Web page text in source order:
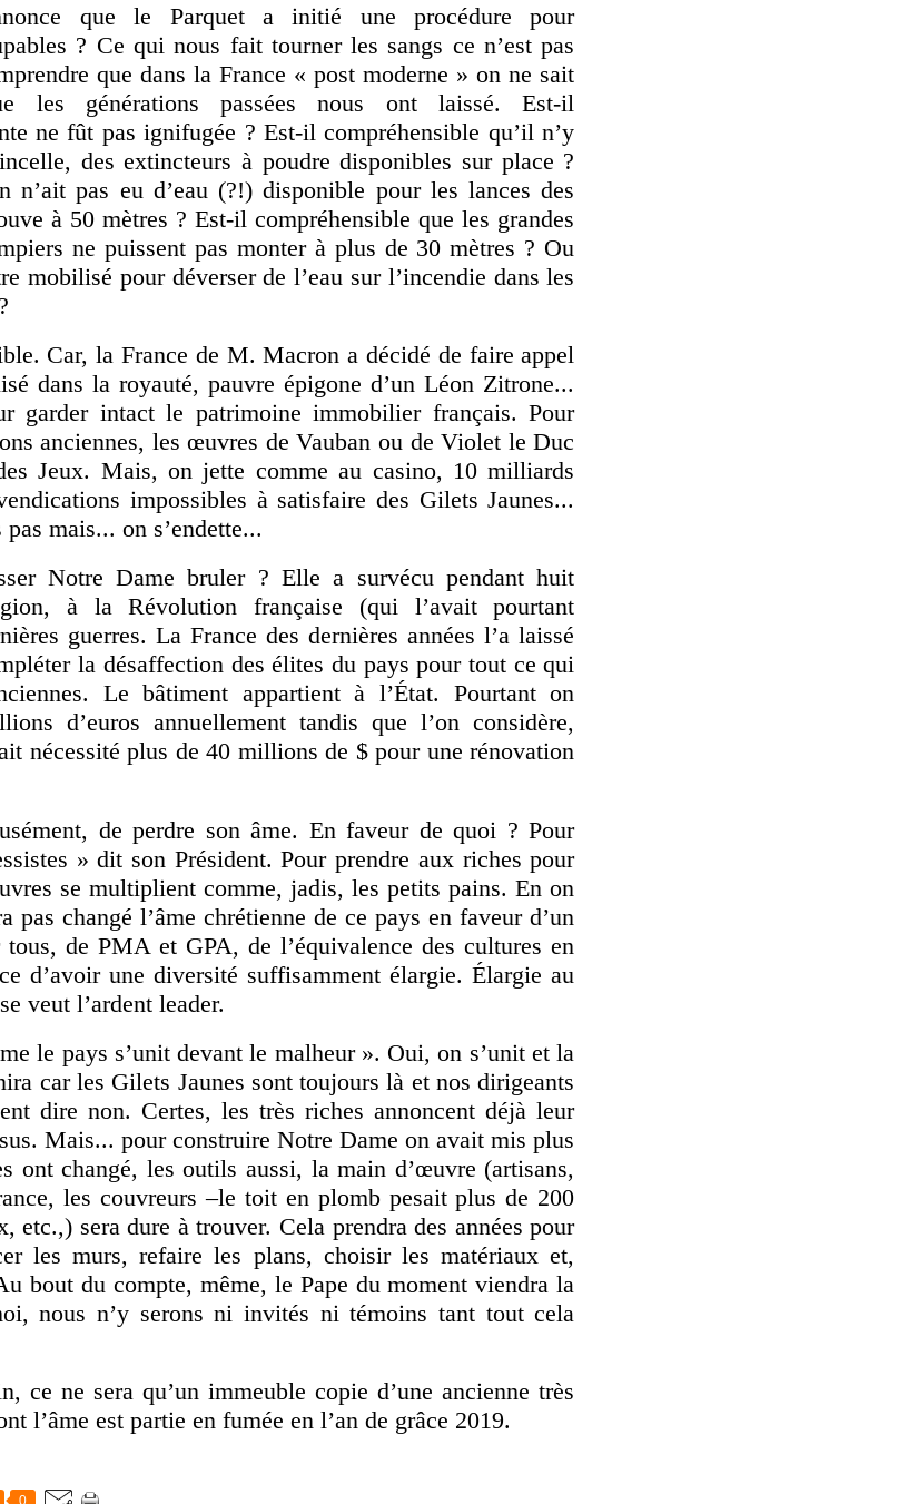
que le Parquet a initié une procédure pour
? Ce qui nous fait tourner les sangs ce n’est pas
que dans la France « post moderne » on ne sait
les générations passées nous ont laissé. Est-il
ne fût pas ignifugée ? Est-il compréhensible qu’il n’y
des extincteurs à poudre disponibles sur place ?
n’ait pas eu d’eau (?!) disponible pour les lances des
à 50 mètres ? Est-il compréhensible que les grandes
ne puissent pas monter à plus de 30 mètres ? Ou
mobilisé pour déverser de l’eau sur l’incendie dans les
Car, la France de M. Macron a décidé de faire appel
dans la royauté, pauvre épigone d’un Léon Zitrone...
garder intact le patrimoine immobilier français. Pour
anciennes, les œuvres de Vauban ou de Violet le Duc
Jeux. Mais, on jette comme au casino, 10 milliards
impossibles à satisfaire des Gilets Jaunes...
mais... on s’endette...
Notre Dame bruler ? Elle a survécu pendant huit
à la Révolution française (qui l’avait pourtant
guerres. La France des dernières années l’a laissé
la désaffection des élites du pays pour tout ce qui
Le bâtiment appartient à l’État. Pourtant on
d’euros annuellement tandis que l’on considère,
nécessité plus de 40 millions de $ pour une rénovation
de perdre son âme. En faveur de quoi ? Pour
» dit son Président. Pour prendre aux riches pour
se multiplient comme, jadis, les petits pains. En on
pas changé l’âme chrétienne de ce pays en faveur d’un
de PMA et GPA, de l’équivalence des cultures en
d’avoir une diversité suffisamment élargie. Élargie au
veut l’ardent leader.
le pays s’unit devant le malheur ». Oui, on s’unit et la
car les Gilets Jaunes sont toujours là et nos dirigeants
dire non. Certes, les très riches annoncent déjà leur
Mais... pour construire Notre Dame on avait mis plus
ont changé, les outils aussi, la main d’œuvre (artisans,
les couvreurs –le toit en plomb pesait plus de 200
etc.,) sera dure à trouver. Cela prendra des années pour
les murs, refaire les plans, choisir les matériaux et,
bout du compte, même, le Pape du moment viendra la
nous n’y serons ni invités ni témoins tant tout cela
ce ne sera qu’un immeuble copie d’une ancienne très
l’âme est partie en fumée en l’an de grâce 2019.
0